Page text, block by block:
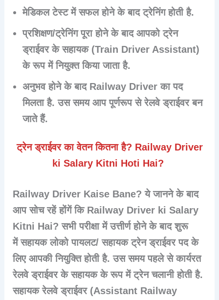
मेडिकल टेस्ट में सफल होने के बाद ट्रेनिंग होती है.
प्रशिक्षण/ट्रेनिंग पूरा होने के बाद आपको ट्रेन
ड्राईवर के सहायक (Train Driver Assistant)
के रूप में नियुक्त किया जाता है.
अनुभव होने के बाद Railway Driver का पद
मिलता है. उस समय आप पूर्णरूप से रेलवे ड्राईवर बन
जाते हैं.
ट्रेन ड्राईवर का वेतन कितना है? Railway Driver
ki Salary Kitni Hoti Hai?
Railway Driver Kaise Bane? ये जानने के बाद
आप सोच रहें होंगें कि Railway Driver ki Salary
Kitni Hai? सभी परीक्षा में उत्तीर्ण होने के बाद शुरू
मेंसहायक लोको पायलट/ सहायक ट्रेन ड्राईवर पद के
लिए आपकी नियुक्ति होती है. उस समय पहले से कार्यरत
रेलवे ड्राईवर के सहायक के रूप में ट्रेन चलानी होती है.
सहायक रेलवे ड्राईवर (Assistant Railway